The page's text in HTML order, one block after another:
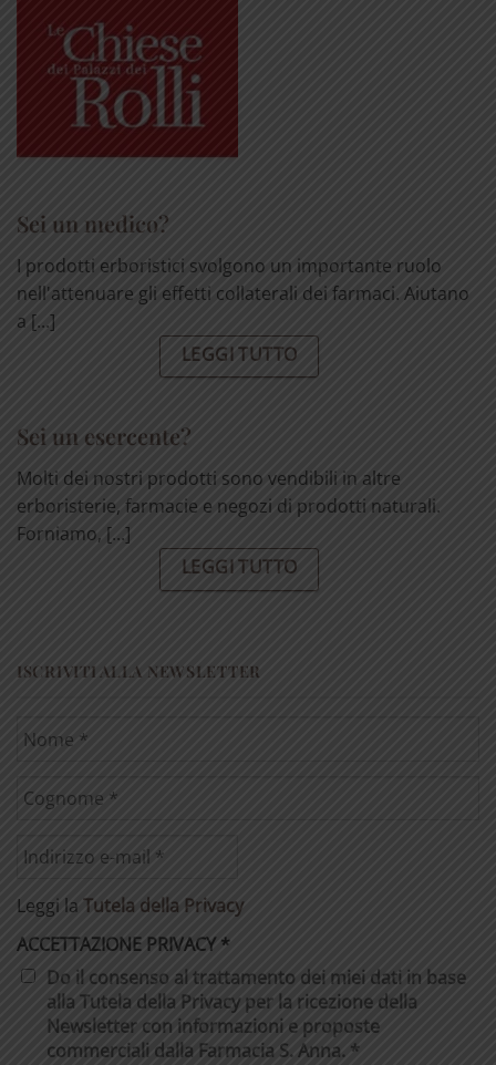
Sei un medico?
I prodotti erboristici svolgono un importante ruolo
nell'attenuare gli effetti collaterali dei farmaci. Aiutano
a [...]
LEGGI TUTTO
Sei un esercente?
Molti dei nostri prodotti sono vendibili in altre
erboristerie, farmacie e negozi di prodotti naturali.
Forniamo, [...]
LEGGI TUTTO
ISCRIVITI ALLA NEWSLETTER
Leggi la Tutela della Privacy
ACCETTAZIONE PRIVACY*
Do il consenso al trattamento dei miei dati in base
alla Tutela della Privacy per la ricezione della
Newsletter con informazioni e proposte
commerciali dalla Farmacia S. Anna. *